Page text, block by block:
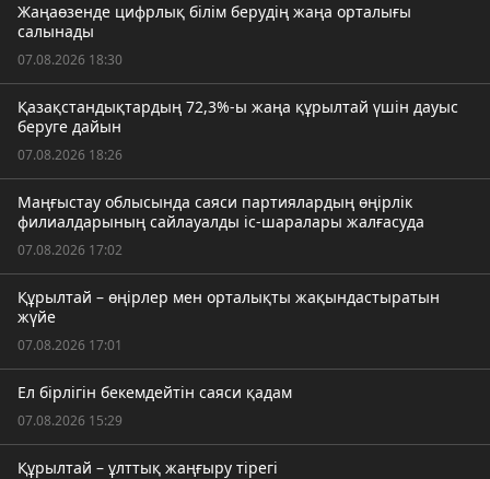
Жаңаөзенде цифрлық білім берудің жаңа орталығы
салынады
07.08.2026 18:30
Қазақстандықтардың 72,3%-ы жаңа құрылтай үшін дауыс
беруге дайын
07.08.2026 18:26
Маңғыстау облысында саяси партиялардың өңірлік
филиалдарының сайлауалды іс-шаралары жалғасуда
07.08.2026 17:02
Құрылтай – өңірлер мен орталықты жақындастыратын
жүйе
07.08.2026 17:01
Ел бірлігін бекемдейтін саяси қадам
07.08.2026 15:29
Құрылтай – ұлттық жаңғыру тірегі